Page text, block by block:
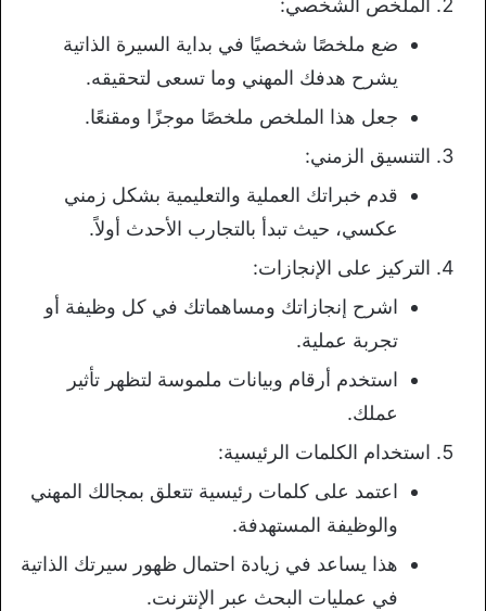
الملخص الشخصي:
ضع ملخصًا شخصيًا في بداية السيرة الذاتية
يشرح هدفك المهني وما تسعى لتحقيقه.
جعل هذا الملخص ملخصًا موجزًا ومقنعًا.
التنسيق الزمني:
قدم خبراتك العملية والتعليمية بشكل زمني
عكسي، حيث تبدأ بالتجارب الأحدث أولاً.
التركيز على الإنجازات:
اشرح إنجازاتك ومساهماتك في كل وظيفة أو
تجربة عملية.
استخدم أرقام وبيانات ملموسة لتظهر تأثير
عملك.
استخدام الكلمات الرئيسية:
اعتمد على كلمات رئيسية تتعلق بمجالك المهني
والوظيفة المستهدفة.
هذا يساعد في زيادة احتمال ظهور سيرتك الذاتية
في عمليات البحث عبر الإنترنت.